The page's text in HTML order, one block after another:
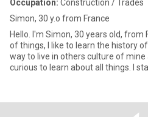
Occupation: Construction / Trades
Simon, 30 y.o from France
Hello. I'm Simon, 30 years old, from France. I am
of things, I like to learn the history
way to live in others culture of
curious to learn about all things. I